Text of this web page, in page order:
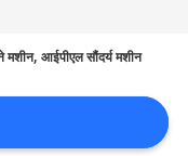
मशीन,आईपीएल सौंदर्य मशीन